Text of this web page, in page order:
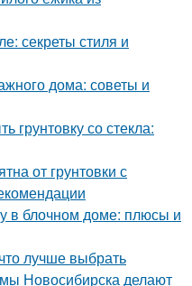
секреты стиля и
дома: советы и
грунтовку со стекла:
от грунтовки с
в блочном доме: плюсы и
лучше выбрать
Новосибирска делают